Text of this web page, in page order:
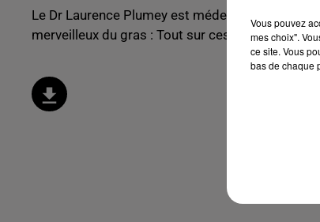
Le Dr Laurence Plumey est médecin
merveilleux du gras : Tout sur ces rondeurs qui
Vous pouvez
mes choix".
ce site. Vous
bas de chaque